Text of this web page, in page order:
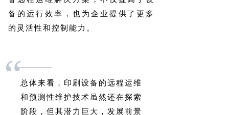
备的运行效率，也为企业提供了更多
的灵活性和控制能力。
“总体来看，印刷设备的远程运维
和预测性维护技术虽然还在探索
阶段，但其潜力巨大，发展前景